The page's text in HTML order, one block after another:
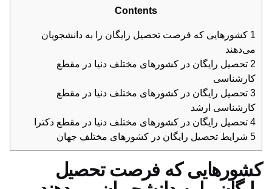
Contents
1 کشورهایی که فرصت تحصیل رایگان را به دانشجویان
می‌دهند
2 تحصیل رایگان در کشورهای مختلف دنیا در مقطع
کارشناسی
3 تحصیل رایگان در کشورهای مختلف دنیا در مقطع
کارشناسی ارشد
4 تحصیل رایگان در کشورهای مختلف دنیا در مقطع دکترا
5 شرایط تحصیل رایگان در کشورهای مختلف جهان
کشورهایی که فرصت تحصیل